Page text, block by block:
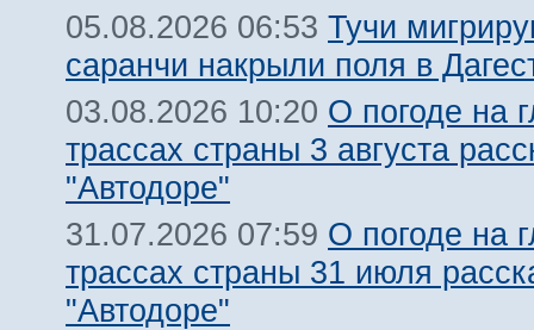
05.08.2026 06:53 Тучи
саранчи накрыли поля в
03.08.2026 10:20 О погоде на
трассах страны 3 августа
"Автодоре"
31.07.2026 07:59 О погоде на
трассах страны 31 июля
"Автодоре"